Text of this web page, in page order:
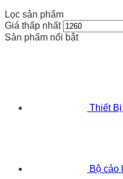
Lọc sản phẩm
Giá thấp nhất
Sản phẩm nổi bật
Thiết
Bộ cảo